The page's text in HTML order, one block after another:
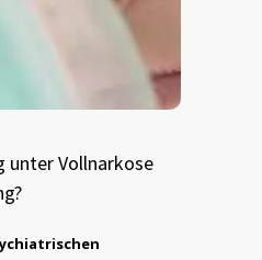
hinzu. So können
in besten Händen zu
unter Vollnarkose